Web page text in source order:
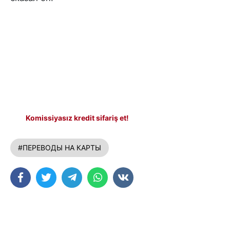
Komissiyasız kredit sifariş et!
#ПЕРЕВОДЫ НА КАРТЫ